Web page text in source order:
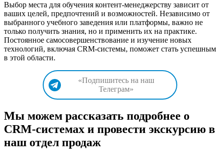
Выбор места для обучения контент-менеджерству зависит от
ваших целей, предпочтений и возможностей. Независимо от
выбранного учебного заведения или платформы, важно не
только получить знания, но и применить их на практике.
Постоянное самосовершенствование и изучение новых
технологий, включая CRM-системы, поможет стать успешным
в этой области.
«Подпишитесь на наш
Телеграм»
Мы можем рассказать подробнее о
CRM-системах и провести экскурсию в
наш отдел продаж